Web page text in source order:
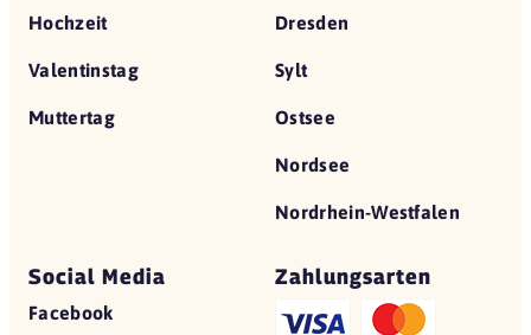
Hochzeit
Valentinstag
Muttertag
Dresden
Sylt
Ostsee
Nordsee
Nordrhein-Westfalen
Social Media
Facebook
Zahlungsarten